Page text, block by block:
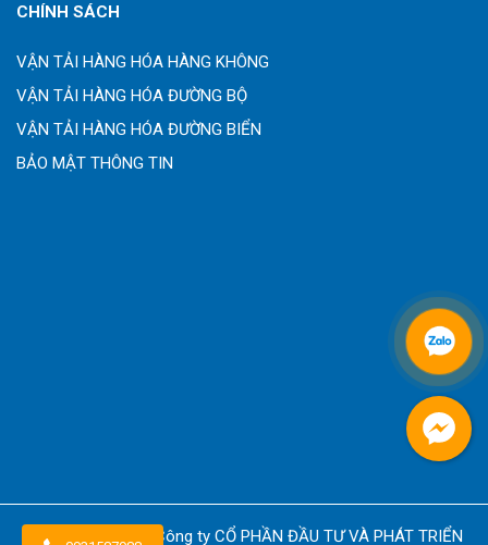
CHÍNH SÁCH
VẬN TẢI HÀNG HÓA HÀNG KHÔNG
VẬN TẢI HÀNG HÓA ĐƯỜNG BỘ
VẬN TẢI HÀNG HÓA ĐƯỜNG BIỂN
BẢO MẬT THÔNG TIN
Copyright © 2026 Công ty CỔ PHẦN ĐẦU TƯ VÀ PHÁT TRIỂN